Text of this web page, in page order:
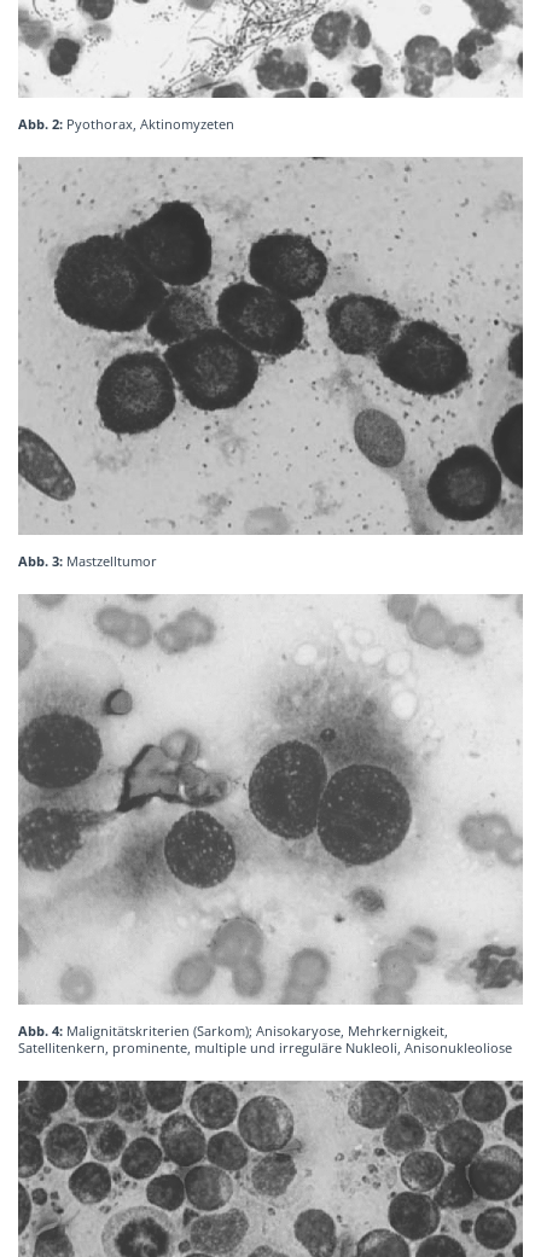
Abb. 2: Pyothorax, Aktinomyzeten
Abb. 3: Mastzelltumor
Abb. 4: Malignitätskriterien (Sarkom); Anisokaryose, Mehrkernigkeit,
Satellitenkern, prominente, multiple und irreguläre Nukleoli, Anisonukleoliose